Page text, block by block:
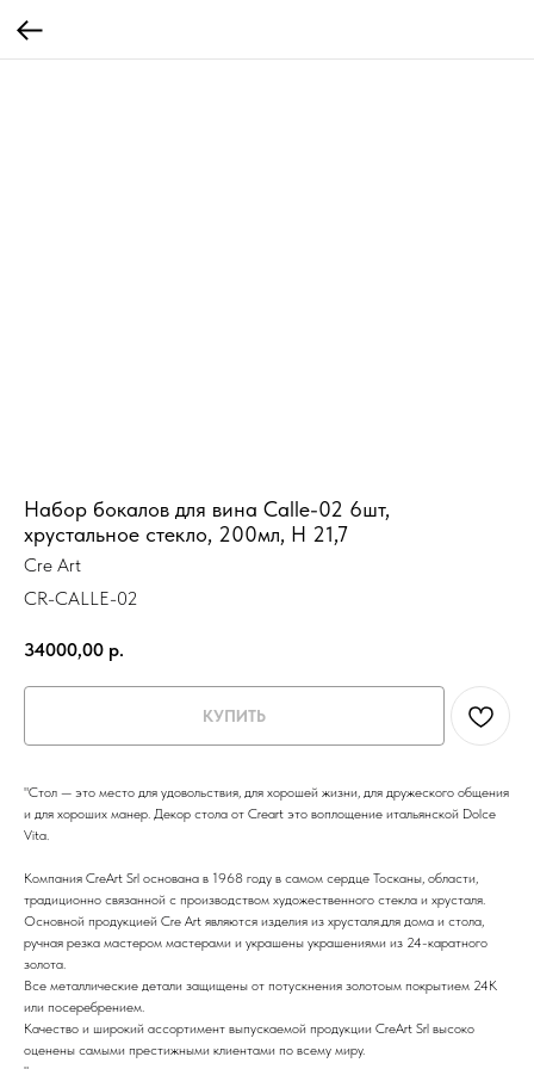
Набор бокалов для вина Calle-02 6шт,
хрустальное стекло, 200мл, H 21,7
Cre Art
CR-CALLE-02
34000,00 р.
КУПИТЬ
"Стол — это место для удовольствия, для хорошей жизни, для дружеского общения
и для хороших манер. Декор стола от Creart это воплощение итальянской Dolce
Vita.
Компания CreArt Srl основана в 1968 году в самом сердце Тосканы, области,
традиционно связанной с производством художественного стекла и хрусталя.
Основной продукцией Cre Art являются изделия из хрусталя.для дома и стола,
ручная резка мастером мастерами и украшены украшениями из 24-каратного
золота.
Все металлические детали защищены от потускнения золотоым покрытием 24К
или посеребрением.
Качество и широкий ассортимент выпускаемой продукции CreArt Srl высоко
оценены самыми престижными клиентами по всему миру.